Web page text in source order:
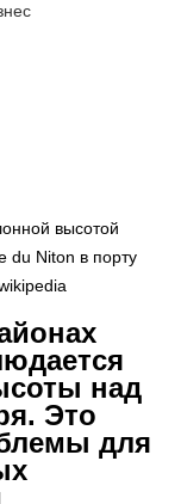
высотой
du Niton в порту
над
Это
для